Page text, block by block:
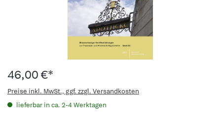
46,00 €*
Preise inkl. MwSt., ggf. zzgl. Versandkosten
lieferbar in ca. 2-4 Werktagen